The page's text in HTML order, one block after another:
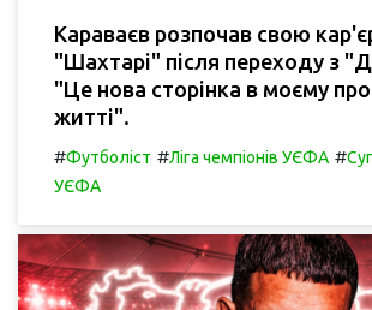
Караваєв розпочав свою
"Шахтарі" після переходу з
"Це нова сторінка в моєму
житті".
#Футболіст #Ліга чемпіонів УЄФА #
УЄФА